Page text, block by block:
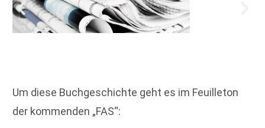
Um diese Buchgeschichte geht es im Feuilleton
der kommenden „FAS“: